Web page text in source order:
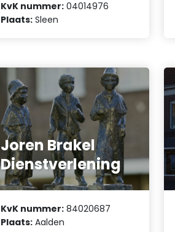
KvK nummer: 04014976
Plaats: Sleen
Joren Brakel
Dienstverlening
KvK nummer: 84020687
Plaats: Aalden